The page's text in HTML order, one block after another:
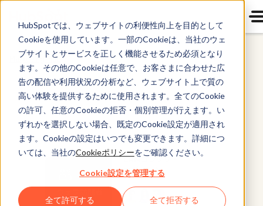
HubSpotでは、ウェブサイトの利便性向上を目的として
Cookieを使用しています。一部のCookieは、当社のウェ
ブサイトとサービスを正しく機能させるため必須となり
ます。その他のCookieは任意で、お客さまに合わせた広
告の配信や利用状況の分析など、ウェブサイト上で質の
高い体験を提供するために使用されます。全てのCookie
の許可、任意のCookieの拒否・個別管理が行えます。い
ずれかを選択しない場合、既定のCookie設定が適用され
ます。Cookieの設定はいつでも変更できます。詳細につ
いては、当社のCookieポリシーをご確認ください。
Cookie設定を管理する
全て許可する 全て拒否する
Marketing Hub